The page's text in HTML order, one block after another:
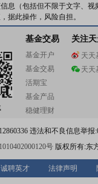
息（包括但不限于文字、
据此操作，风险自担。
基金交易
基金开户
基金交易
活期宝
基金产品
稳健理财
关注
天天
天天
违法和不良信息举报
号版权所有:东
诚聘英才 法律声明